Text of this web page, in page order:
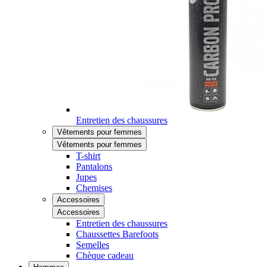
Entretien des chaussures
Vêtements pour femmes
Vêtements pour femmes
T-shirt
Pantalons
Jupes
Chemises
Accessoires
Accessoires
Entretien des chaussures
Chaussettes Barefoots
Semelles
Chèque cadeau